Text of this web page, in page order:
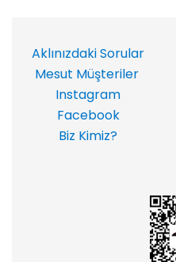
Aklınızdaki Sorular
Mesut Müşteriler
Instagram
Facebook
Biz Kimiz?